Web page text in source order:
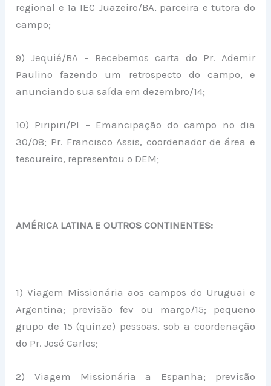
regional e 1ª IEC Juazeiro/BA, parceira e tutora do
campo;
9) Jequié/BA – Recebemos carta do Pr. Ademir
Paulino fazendo um retrospecto do campo, e
anunciando sua saída em dezembro/14;
10) Piripiri/PI – Emancipação do campo no dia
30/08; Pr. Francisco Assis, coordenador de área e
tesoureiro, representou o DEM;
AMÉRICA LATINA E OUTROS CONTINENTES:
1) Viagem Missionária aos campos do Uruguai e
Argentina; previsão fev ou março/15; pequeno
grupo de 15 (quinze) pessoas, sob a coordenação
do Pr. José Carlos;
2) Viagem Missionária a Espanha; previsão